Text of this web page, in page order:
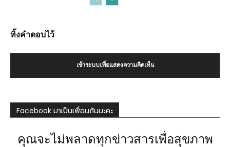
ทิ้งคำตอบไว้
เข้าระบบเพื่อแสดงความคิดเห็น
Facebook มาเป็นเพื่อนกันนะคะ
คุณจะไม่พลาดทุกข่าวสารเพื่อสุขภาพ